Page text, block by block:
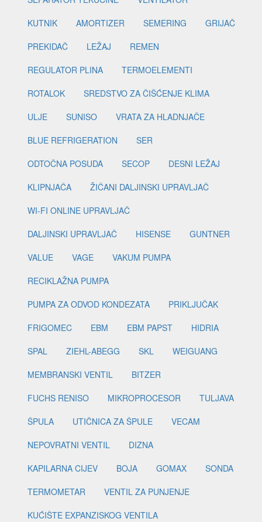
KUTNIK
AMORTIZER SEMERING
GRIJAČ
PREKIDAČ
LEŽAJ
REMEN
REGULATOR PLINA
TERMOELEMENTI
ROTALOK
SREDSTVO ZA ČIŠĆENJE KLIMA
ULJE
SUNISO
VRATA ZA HLADNJAČE
BLUE REFRIGERATION
SER
ODTOČNA POSUDA
SECOP
DESNI LEŽAJ
KLIPNJAČA
ŽIČANI DALJINSKI UPRAVLJAČ
WI-FI ONLINE UPRAVLJAČ
DALJINSKI UPRAVLJAČ
HISENSE
GUNTNER
VALUE
VAGE
VAKUM PUMPA
RECIKLAŽNA PUMPA
PUMPA ZA ODVOD KONDEZATA
PRIKLJUČAK
FRIGOMEC
EBM EBM PAPST
HIDRIA
SPAL
ZIEHL-ABEGG SKL
WEIGUANG
MEMBRANSKI VENTIL
BITZER
FUCHS RENISO
MIKROPROCESOR
TULJAVA
ŠPULA
UTIČNICA ZA ŠPULE
VECAM
NEPOVRATNI VENTIL
DIZNA
KAPILARNA CIJEV
BOJA GOMAX
SONDA
TERMOMETAR
VENTIL ZA PUNJENJE
KUĆIŠTE EXPANZISKOG VENTILA